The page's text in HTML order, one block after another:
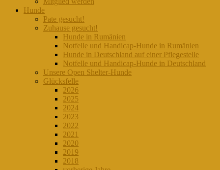
Hunde
Pate gesucht!
Zuhause gesucht!
Hunde in Rumänien
Notfelle und Handicap-Hunde in Rumänien
Hunde in Deutschland auf einer Pflegestelle
Notfelle und Handicap-Hunde in Deutschland
Unsere Open Shelter-Hunde
Glücksfelle
2026
2025
2024
2023
2022
2021
2020
2019
2018